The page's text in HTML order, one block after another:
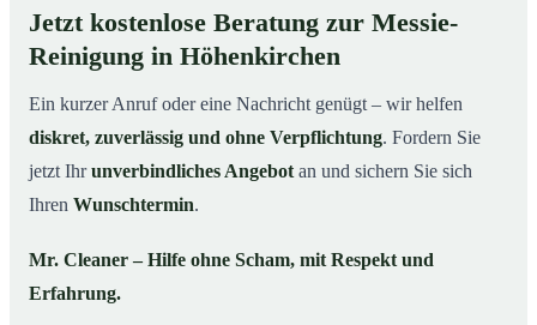
Jetzt kostenlose Beratung zur Messie-
Reinigung in Höhenkirchen
Ein kurzer Anruf oder eine Nachricht genügt – wir helfen
diskret, zuverlässig und ohne Verpflichtung. Fordern Sie
jetzt Ihrunverbindliches Angebot an und sichern Sie sich
Ihren Wunschtermin.
Mr. Cleaner – Hilfe ohne Scham, mit Respekt und
Erfahrung.